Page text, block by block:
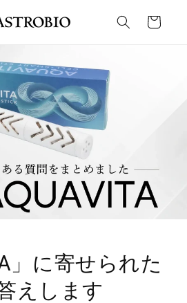
ー
」に寄せられた
えします